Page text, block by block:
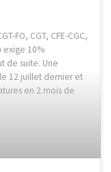
FO, CGT, CFE-CGC,
exige 10%
de suite. Une
12 juillet dernier et
en 2 mois de